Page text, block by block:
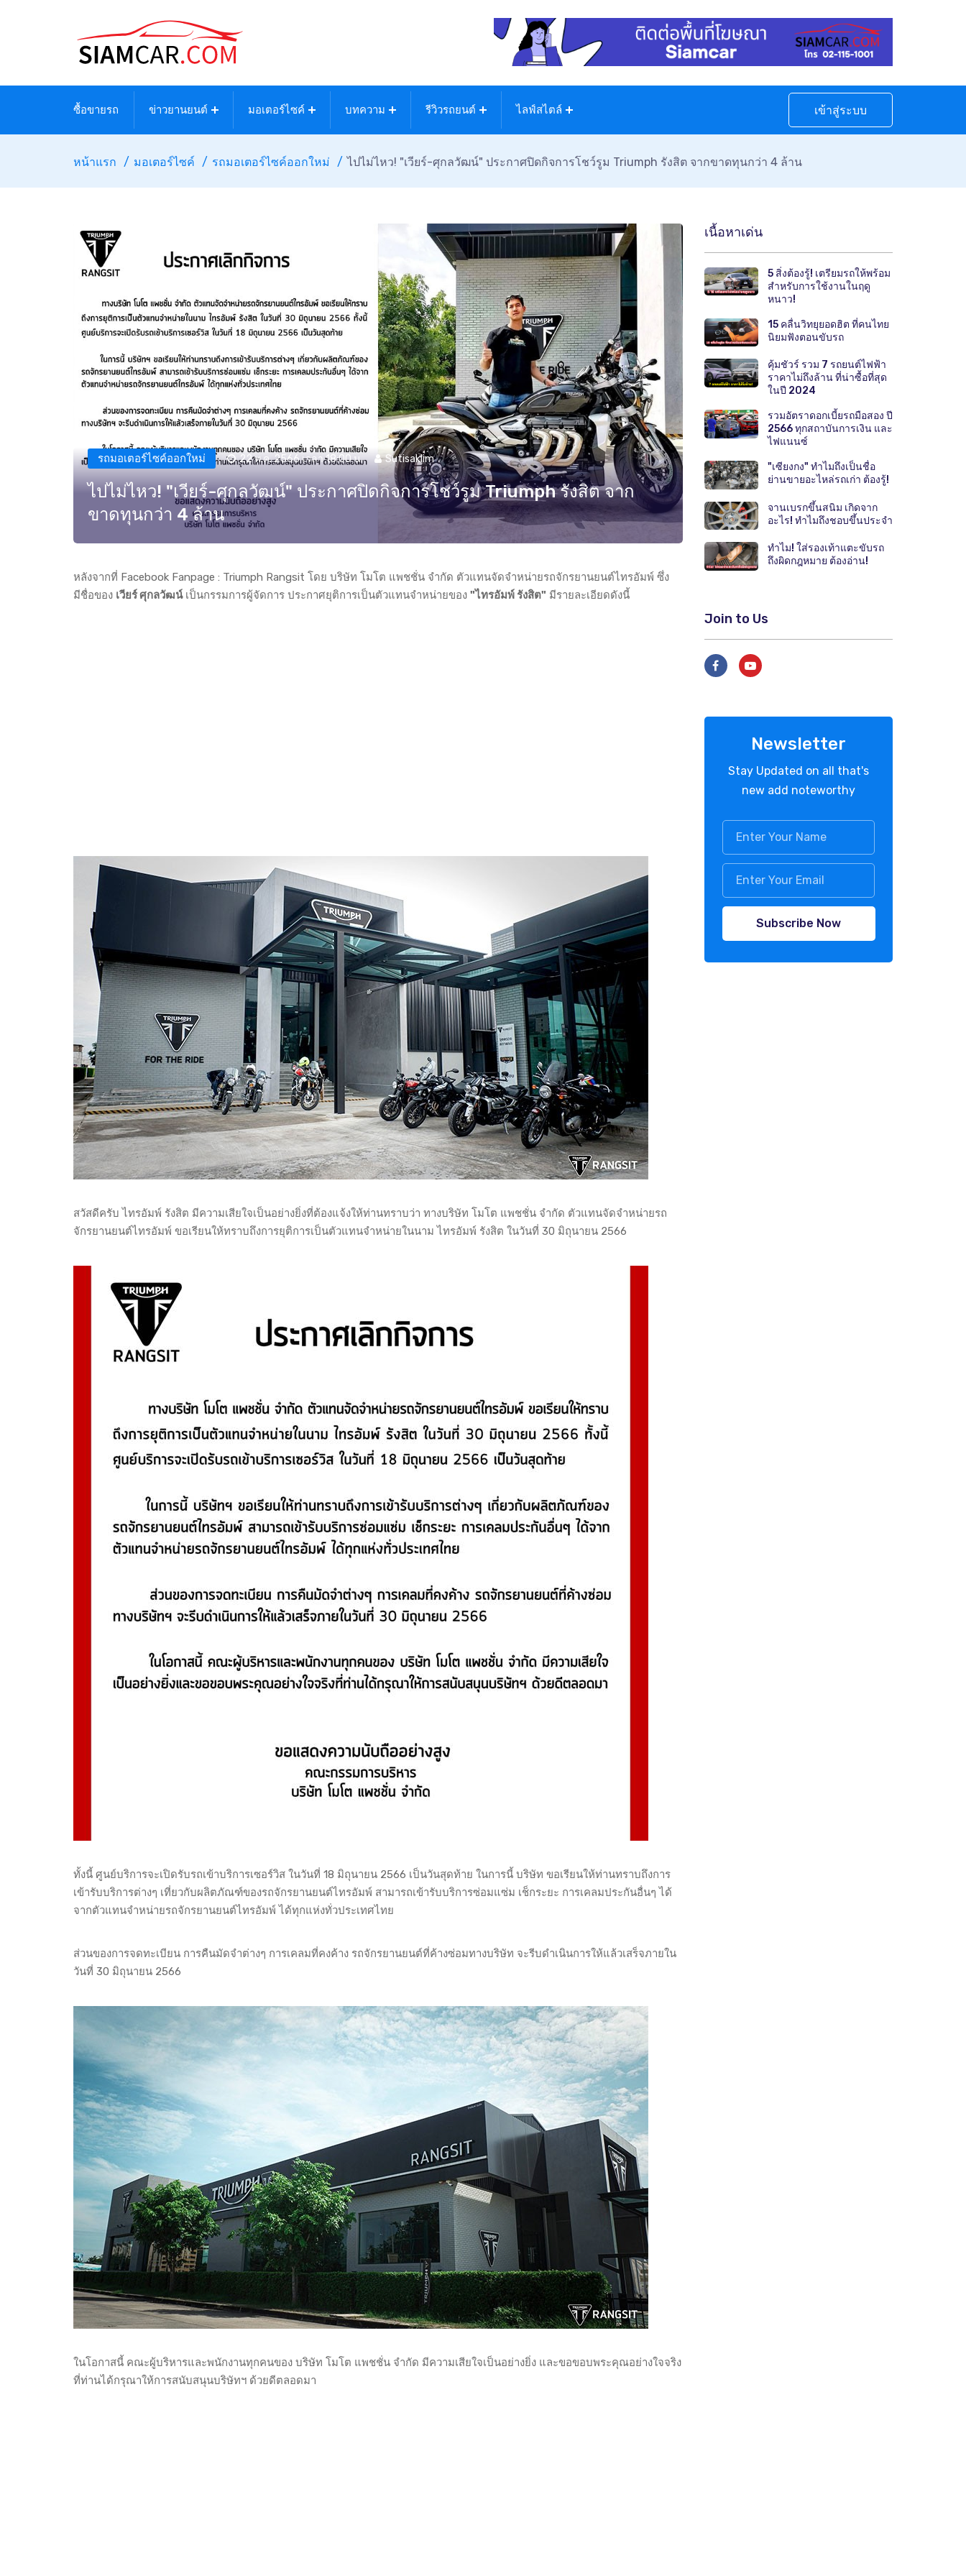
ซื้อขายรถ ข่าวยานยนต์ มอเตอร์ไซค์ บทความ รีวิวรถยนต์ ไลฟ์สไตล์ เข้าสู่ระบบ
หน้าแรก มอเตอร์ไซค์ รถมอเตอร์ไซค์ออกใหม่ ไปไม่ไหว! "เวียร์-ศุกลวัฒน์" ประกาศปิดกิจการโชว์รูม Triumph รังสิต จากขาดทุนกว่า 4 ล้าน
รถมอเตอร์ไซค์ออกใหม่ 22 พ.ค. 2566 เวลา 18:00 น. Sutisaklim
ไปไม่ไหว! "เวียร์-ศุกลวัฒน์" ประกาศปิดกิจการโชว์รูม Triumph รังสิต จาก
ขาดทุนกว่า 4 ล้าน
หลังจากที่ Facebook Fanpage : Triumph Rangsit โดย บริษัท โมโต แพชชั่น จำกัด ตัวแทนจัดจำหน่ายรถจักรยานยนต์ไทรอัมพ์ ซึ่ง
มีชื่อของ เวียร์ ศุกลวัฒน์เป็นกรรมการผู้จัดการ ประกาศยุติการเป็นตัวแทนจำหน่ายของ "ไทรอัมพ์ รังสิต" มีรายละเอียดดังนี้
สวัสดีครับ ไทรอัมพ์ รังสิต มีความเสียใจเป็นอย่างยิ่งที่ต้องแจ้งให้ท่านทราบว่า ทางบริษัท โมโต แพชชั่น จำกัด ตัวแทนจัดจำหน่ายรถ
จักรยานยนต์ไทรอัมพ์ ขอเรียนให้ทราบถึงการยุติการเป็นตัวแทนจำหน่ายในนาม ไทรอัมพ์ รังสิต ในวันที่ 30 มิถุนายน 2566
ทั้งนี้ ศูนย์บริการจะเปิดรับรถเข้าบริการเซอร์วิส ในวันที่ 18 มิถุนายน 2566 เป็นวันสุดท้าย ในการนี้ บริษัท ขอเรียนให้ท่านทราบถึงการ
เข้ารับบริการต่างๆ เที่ยวกับผลิตภัณฑ์ของรถจักรยานยนต์ไทรอัมพ์ สามารถเข้ารับบริการซ่อมแซ่ม เช็กระยะ การเคลมประกันอื่นๆ ได้
จากตัวแทนจำหน่ายรถจักรยานยนต์ไทรอัมพ์ ได้ทุกแห่งทั่วประเทศไทย
ส่วนของการจดทะเบียน การคืนมัดจำต่างๆ การเคลมที่คงค้าง รถจักรยานยนต์ที่ค้างซ่อมทางบริษัท จะรีบดำเนินการให้แล้วเสร็จภายใน
วันที่ 30 มิถุนายน 2566
ในโอกาสนี้ คณะผู้บริหารและพนักงานทุกคนของ บริษัท โมโต แพชชั่น จำกัด มีความเสียใจเป็นอย่างยิ่ง และขอขอบพระคุณอย่างใจจริง
ที่ท่านได้กรุณาให้การสนับสนุนบริษัทฯ ด้วยดีตลอดมา
เนื้อหาเด่น
5 สิ่งต้องรู้! เตรียมรถให้พร้อม
สำหรับการใช้งานในฤดู
หนาว!
15 คลื่นวิทยุยอดฮิต ที่คนไทย
นิยมฟังตอนขับรถ
คุ้มชัวร์ รวม 7 รถยนต์ไฟฟ้า
ราคาไม่ถึงล้าน ที่น่าซื้อที่สุด
ในปี 2024
รวมอัตราดอกเบี้ยรถมือสอง ปี
2566 ทุกสถาบันการเงิน และ
ไฟแนนซ์
"เซียงกง" ทำไมถึงเป็นชื่อ
ย่านขายอะไหล่รถเก่า ต้องรู้!
จานเบรกขึ้นสนิม เกิดจาก
อะไร! ทำไมถึงชอบขึ้นประจำ
ทำไม! ใส่รองเท้าแตะขับรถ
ถึงผิดกฎหมาย ต้องอ่าน!
Join to Us
Newsletter
Stay Updated on all that's
new add noteworthy
Subscribe Now